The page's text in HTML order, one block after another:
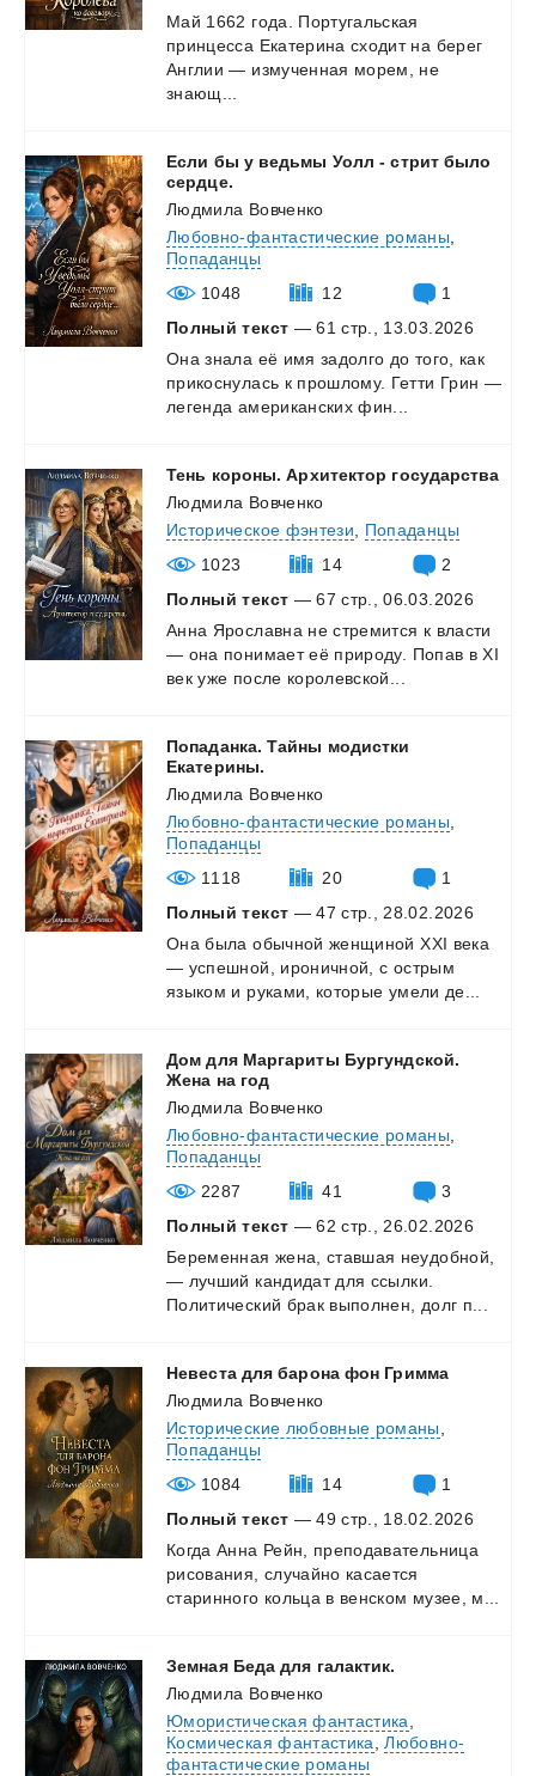
Май 1662 года. Португальская
принцесса Екатерина сходит на берег
Англии — измученная морем, не
знающ...
Если бы у ведьмы Уолл - стрит было
сердце.
Людмила Вовченко
Любовно-фантастические романы
Попаданцы
1048
12
1
Полный текст — 61 стр., 13.03.2026
Она знала её имя задолго до того,
как
прикоснулась к прошлому. Гетти Грин —
легенда американских фин...
Тень короны. Архитектор государства
Людмила Вовченко
Историческое фэнтези
Попаданцы
1023
14
2
Полный текст — 67 стр., 06.03.2026
Анна Ярославна не стремится к власти
— она понимает её природу. Попав в XI
век уже после королевской...
Попаданка. Тайны модистки
Екатерины.
Людмила Вовченко
Любовно-фантастические романы
Попаданцы
1118
20
1
Полный текст — 47 стр., 28.02.2026
Она была обычной женщиной XXI века
— успешной, ироничной, с острым
языком и руками, которые умели де...
Дом для Маргариты Бургундской.
Жена на год
Людмила Вовченко
Любовно-фантастические романы
Попаданцы
2287
41
3
Полный текст — 62 стр., 26.02.2026
Беременная жена, ставшая неудобной,
— лучший кандидат для ссылки.
Политический брак выполнен, долг п...
Невеста для барона фон Гримма
Людмила Вовченко
Исторические любовные романы
Попаданцы
1084
14
1
Полный текст — 49 стр., 18.02.2026
Когда Анна Рейн,
преподавательница
рисования,
случайно касается
старинного кольца в венском музее, м...
Земная Беда для галактик.
Людмила Вовченко
Юмористическая фантастика
Космическая фантастика
,Любовно-
фантастические романы